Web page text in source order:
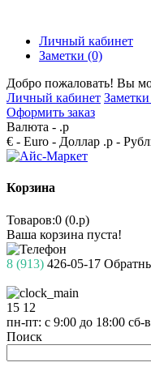
Личный кабинет
Заметки (0)
Добро пожаловать! Вы
Личный кабинет
Оформить заказ
Валюта - .р
€ - Euro - Доллар .р -
Корзина
Товаров:0 (0.р)
Ваша корзина пуста!
8 (913) 426-05-17
15 12
пн-пт: с 9:00 до 18:00 сб-
Поиск